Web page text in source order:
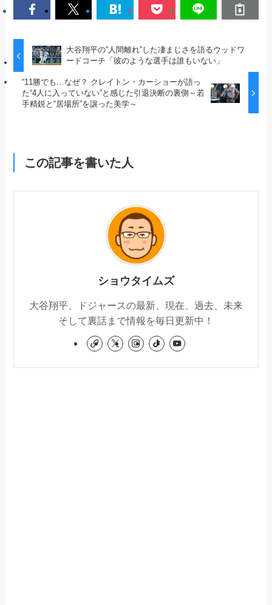
大谷翔平の“人間離れ”した凄まじさを語るウッドワ
ードコーチ「彼のような選手は誰もいない」
“11勝でも…なぜ？ クレイトン・カーショーが語っ
た“4人に入っていない”と感じた引退決断の裏側～若
手精鋭と“居場所”を譲った美学～
この記事を書いた人
ショウタイムズ
大谷翔平、ドジャースの最新、現在、過去、未来
そして裏話まで情報を毎日更新中！